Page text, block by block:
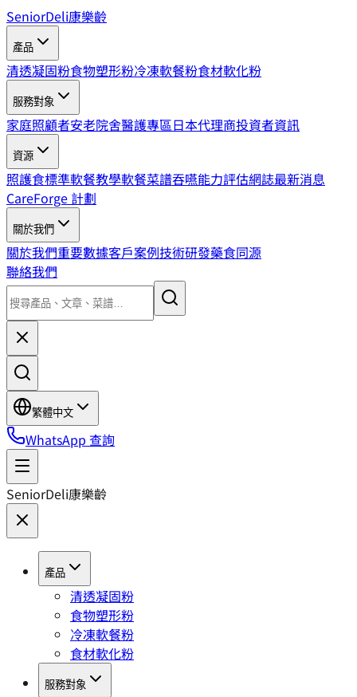
SeniorDeli康樂齡
產品
清透凝固粉食物塑形粉冷凍軟餐粉食材軟化粉
服務對象
家庭照顧者安老院舍醫護專區日本代理商投資者資訊
資源
照護食標準軟餐教學軟餐菜譜吞嚥能力評估網誌最新消息
CareForge 計劃
關於我們
關於我們重要數據客戶案例技術研發藥食同源
聯絡我們
繁體中文
WhatsApp 查詢
SeniorDeli康樂齡
產品
清透凝固粉
食物塑形粉
冷凍軟餐粉
食材軟化粉
服務對象